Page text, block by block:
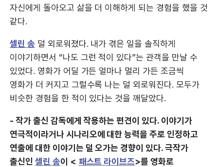
자신에게 돌아오고 삶을 더 이해하게 되는 경험을 했을 것
같다.
셀린 송 덜 외로워졌다. 내가 겪은 일을 솔직하게
이야기하면서 “나도 그런 적이 있다”는 관객을 만날 수
있었다. 영화가 어딜 가든 얼마나 멀리 가든 조금씩
영화가 더 커지고 그럴수록 나는 덜 외로워진다. 모두가
비슷한 경험을 한 적이 있다는 것을 깨달았다.
- 작가 출신 감독에게 작용하는 편견이 있다. 이야기가
연극적이라거나 시나리오에 대한 능력을 주로 인정하고
연출에 대한 이야기는 덜 오가는 경향이 있다. 극작가
출신인 셀린 송이 < 패스트 라이브즈>를 영화로